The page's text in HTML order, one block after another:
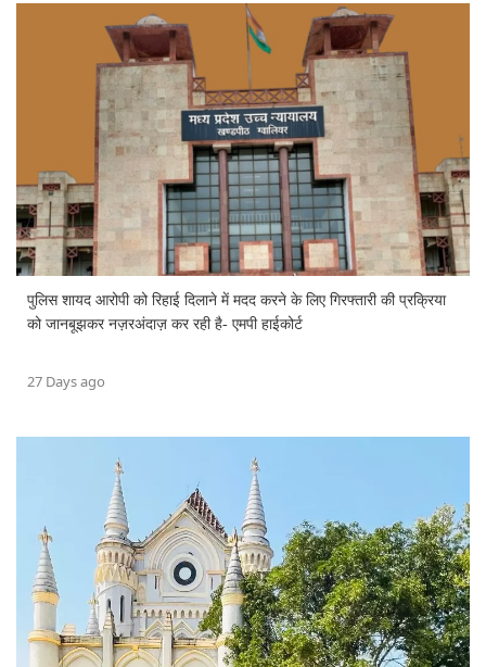
पुलिस शायद आरोपी को रिहाई दिलाने में मदद करने के लिए गिरफ्तारी की प्रक्रिया
को जानबूझकर नज़रअंदाज़ कर रही है- एमपी हाईकोर्ट
27 Days ago